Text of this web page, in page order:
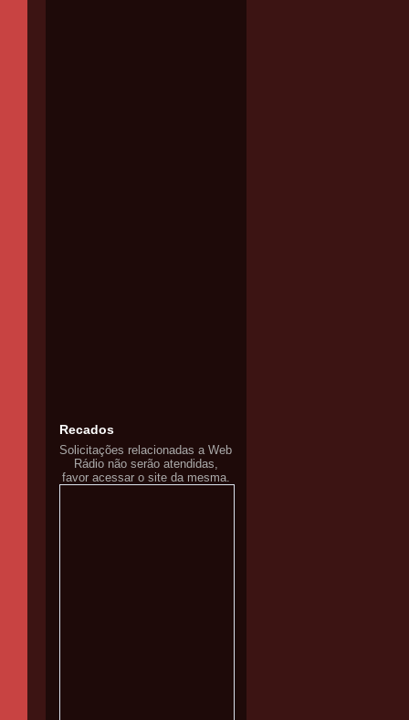
Recados
Solicitações relacionadas a Web
Rádio não serão atendidas,
favor acessar o site da mesma.